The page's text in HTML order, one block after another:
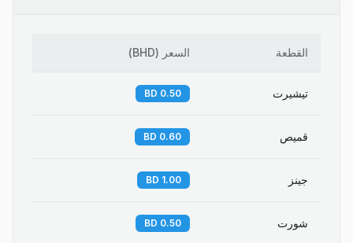
القطعة السعر (
BHD
)
تيشيرت 0.50 BD
قميص 0.60 BD
جينز 1.00 BD
شورت 0.50 BD